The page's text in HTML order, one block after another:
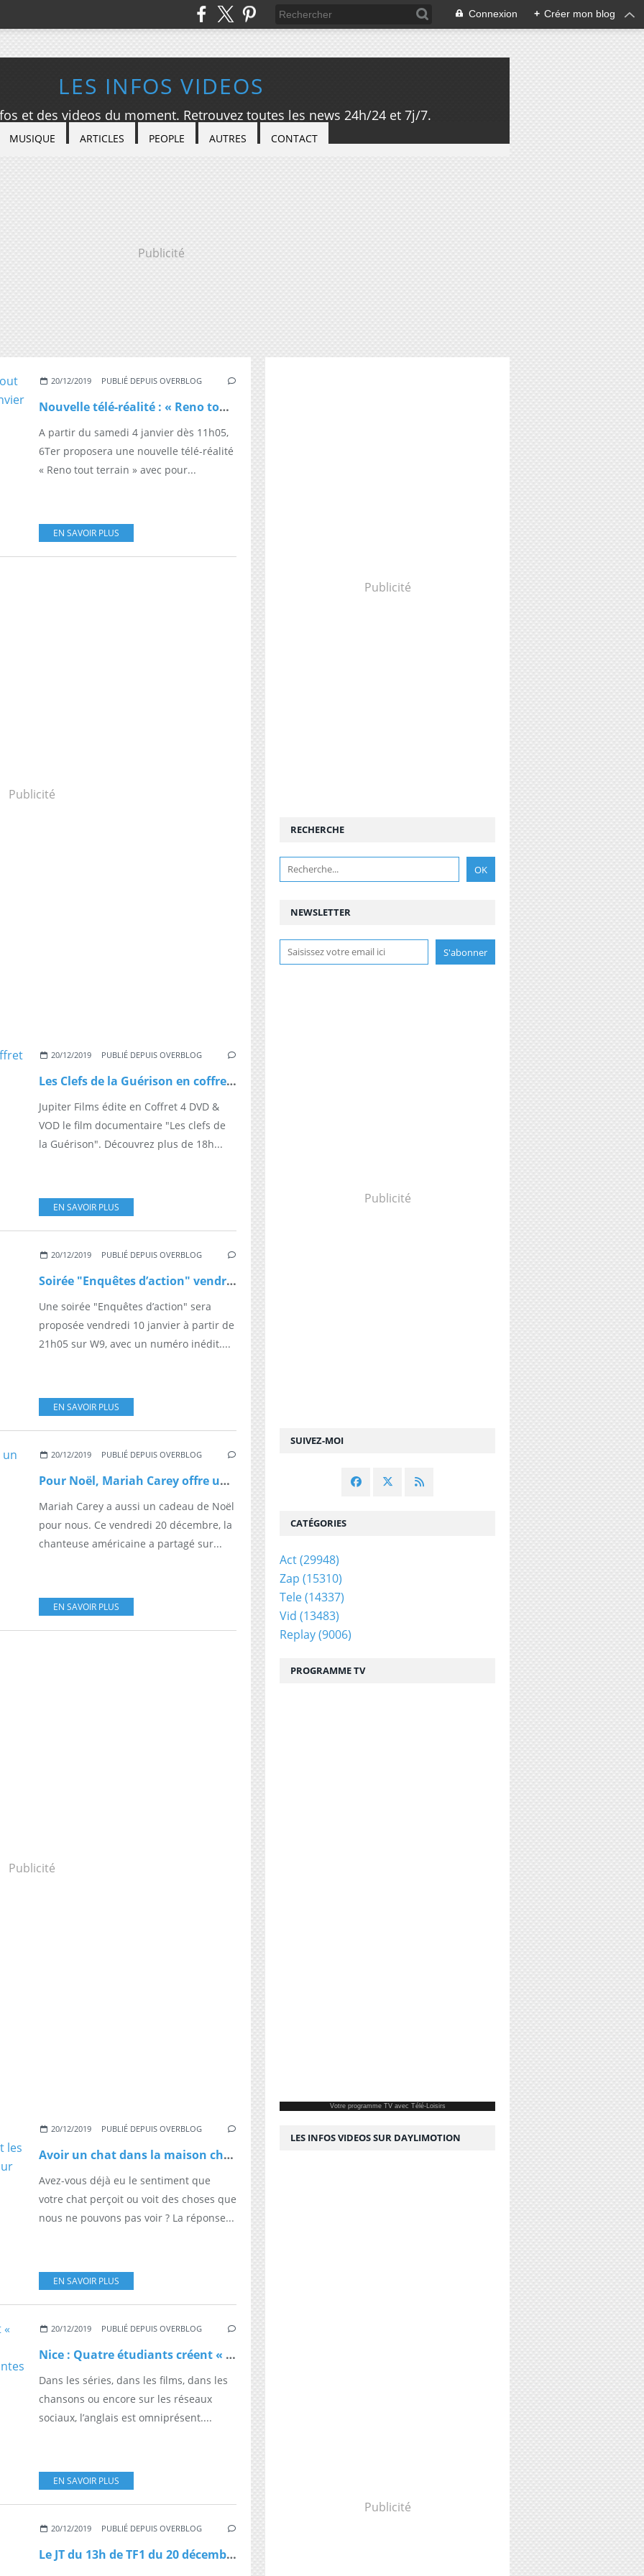
Connexion + Créer mon blog
LES INFOS VIDEOS
et des videos du moment. Retrouvez toutes les news 24h/24 et 7j/7.
MUSIQUE ARTICLES PEOPLE AUTRES CONTACT
Publicité
20/12/2019 PUBLIÉ DEPUIS OVERBLOG
Nouvelle télé-réalité : « Reno tout terrain » à partir du samedi 4 janvier dès 11h05 sur 6Ter
A partir du samedi 4 janvier dès 11h05,
6Ter proposera une nouvelle télé-réalité
« Reno tout terrain » avec pour...
EN SAVOIR PLUS
Publicité
20/12/2019 PUBLIÉ DEPUIS OVERBLOG
Les Clefs de la Guérison en coffret 4 DVD & VOD
Jupiter Films édite en Coffret 4 DVD &
VOD le film documentaire "Les clefs de
la Guérison". Découvrez plus de 18h...
EN SAVOIR PLUS
20/12/2019 PUBLIÉ DEPUIS OVERBLOG
Soirée "Enquêtes d’action" vendredi 10 janvier à partir de 21h05 sur W9
Une soirée "Enquêtes d’action" sera
proposée vendredi 10 janvier à partir de
21h05 sur W9, avec un numéro inédit....
EN SAVOIR PLUS
20/12/2019 PUBLIÉ DEPUIS OVERBLOG
Pour Noël, Mariah Carey offre un nouveau clip à "All I want for Christmas is you"
Mariah Carey a aussi un cadeau de Noël
pour nous. Ce vendredi 20 décembre, la
chanteuse américaine a partagé sur...
EN SAVOIR PLUS
Publicité
20/12/2019 PUBLIÉ DEPUIS OVERBLOG
Avoir un chat dans la maison chasse la négativité : Ils chassent les mauvais esprits et sont bons pour l’âme
Avez-vous déjà eu le sentiment que
votre chat perçoit ou voit des choses que
nous ne pouvons pas voir ? La réponse...
EN SAVOIR PLUS
20/12/2019 PUBLIÉ DEPUIS OVERBLOG
Nice : Quatre étudiants créent « The Manuel d'anglais », un livre adapté pour les personnes atteintes de trisomie 21
Dans les séries, dans les films, dans les
chansons ou encore sur les réseaux
sociaux, l’anglais est omniprésent....
EN SAVOIR PLUS
20/12/2019 PUBLIÉ DEPUIS OVERBLOG
Le JT du 13h de TF1 du 20 décembre
Publicité
NEWSLETTER
SUIVEZ-MOI
RECHERCHE
Publicité
CATÉGORIES
Act(29948)
Zap (15310)
Tele(14337)
Vid (13483)
Replay(9006)
PROGRAMME TV
Votre programme TVavec Télé-Loisirs
LES INFOS VIDEOS SUR DAYLIMOTION
Publicité